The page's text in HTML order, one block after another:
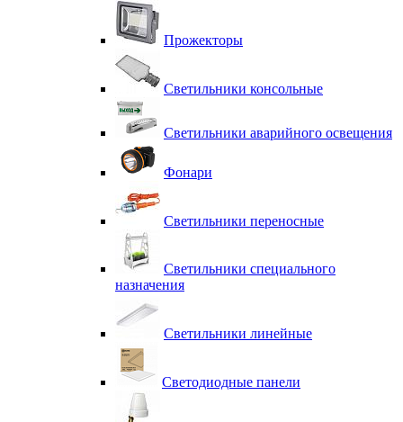
Прожекторы
Светильники консольные
Светильники аварийного освещения
Фонари
Светильники переносные
Светильники специального
назначения
Светильники линейные
Светодиодные панели